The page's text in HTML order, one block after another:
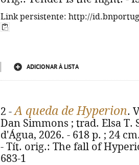
Link persistente: http://
ADICIONAR À LISTA
2 -A queda de Hyperion.
Dan Simmons ; trad. Elsa T.
d'Água, 2026. - 618 p. ; 24
- Tít. orig.: The fall of
683-1